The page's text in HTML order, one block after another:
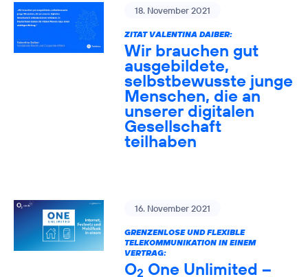
18. November 2021
ZITAT VALENTINA DAIBER:
Wir brauchen gut
ausgebildete,
selbstbewusste junge
Menschen, die an
unserer digitalen
Gesellschaft
teilhaben
16. November 2021
GRENZENLOSE UND FLEXIBLE
TELEKOMMUNIKATION IN EINEM
VERTRAG:
O2 One Unlimited –